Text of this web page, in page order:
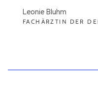
Leonie Bluhm
FACHÄRZTIN DER